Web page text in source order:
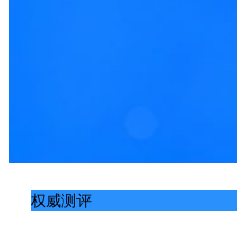
权威测评